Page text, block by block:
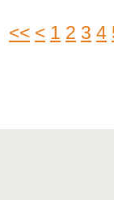
<< < 1 2 3 4